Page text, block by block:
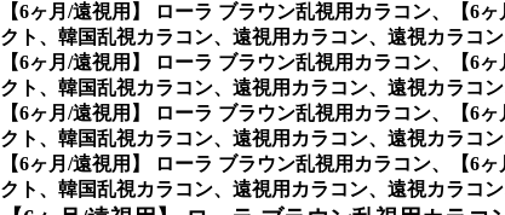
【6ヶ月/遠視用】 ローラ ブラウン乱視用カラコン、
【6
クト、韓国乱視カラコン、遠視用カラコン、遠視カラコ
【6ヶ月/遠視用】 ローラ ブラウン乱視用カラコン、
【6
クト、韓国乱視カラコン、遠視用カラコン、遠視カラコ
【6ヶ月/遠視用】 ローラ ブラウン乱視用カラコン、
【6
クト、韓国乱視カラコン、遠視用カラコン、遠視カラコ
【6ヶ月/遠視用】 ローラ ブラウン乱視用カラコン、
【6
クト、韓国乱視カラコン、遠視用カラコン、遠視カラコ